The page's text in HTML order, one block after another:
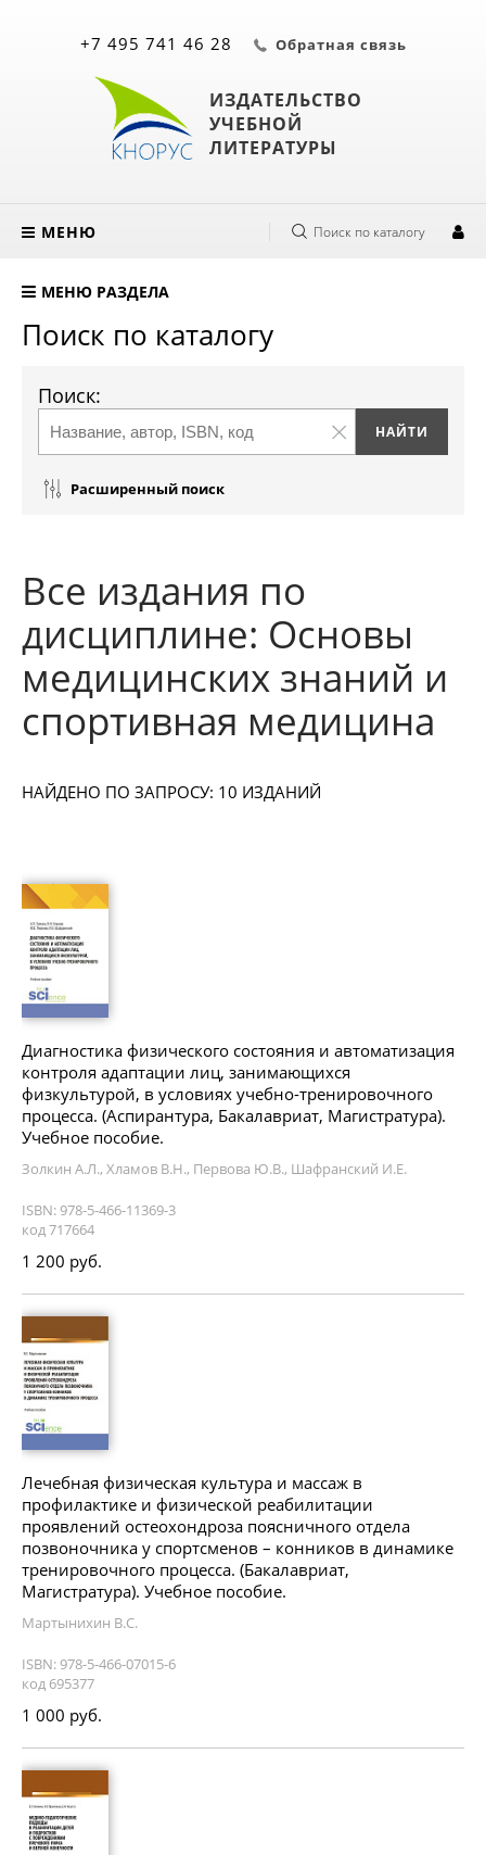
ИЗДАТЕЛЬСТВО
УЧЕБНОЙ
ЛИТЕРАТУРЫ
+7 495 741 46 28 Обратная связь
МЕНЮ Поиск по каталогу
МЕНЮ РАЗДЕЛА
Поиск по каталогу
Поиск:
Расширенный поиск
Все издания по
дисциплине: Основы
медицинских знаний и
спортивная медицина
НАЙДЕНО ПО ЗАПРОСУ: 10 ИЗДАНИЙ
Диагностика физического состояния и автоматизация
контроля адаптации лиц, занимающихся
физкультурой, в условиях учебно-тренировочного
процесса. (Аспирантура, Бакалавриат, Магистратура).
Учебное пособие.
Золкин А.Л., Хламов В.Н., Первова Ю.В., Шафранский И.Е.
ISBN: 978-5-466-11369-3
код 717664
1 200 руб.
Лечебная физическая культура и массаж в
профилактике и физической реабилитации
проявлений остеохондроза поясничного отдела
позвоночника у спортсменов – конников в динамике
тренировочного процесса. (Бакалавриат,
Магистратура). Учебное пособие.
Мартынихин В.С.
ISBN: 978-5-466-07015-6
код 695377
1 000 руб.